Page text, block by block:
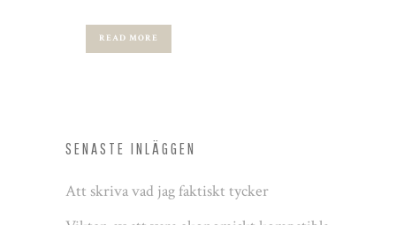
READ MORE
SENASTE INLÄGGEN
Att skriva vad jag faktiskt tycker